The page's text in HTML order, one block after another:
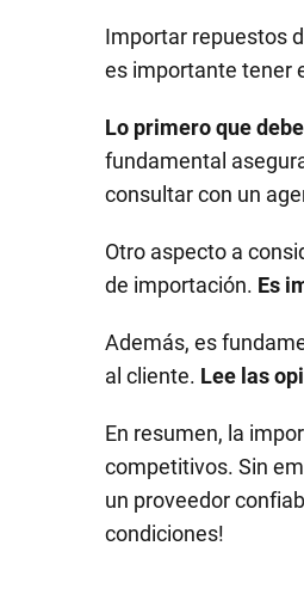
Importar repuestos
es importante tener
Lo primero que
fundamental
consultar con un
Otro aspecto a
de importación. Es
Además, es
al cliente. Lee las
En resumen, la
competitivos. Sin
un proveedor
condiciones!